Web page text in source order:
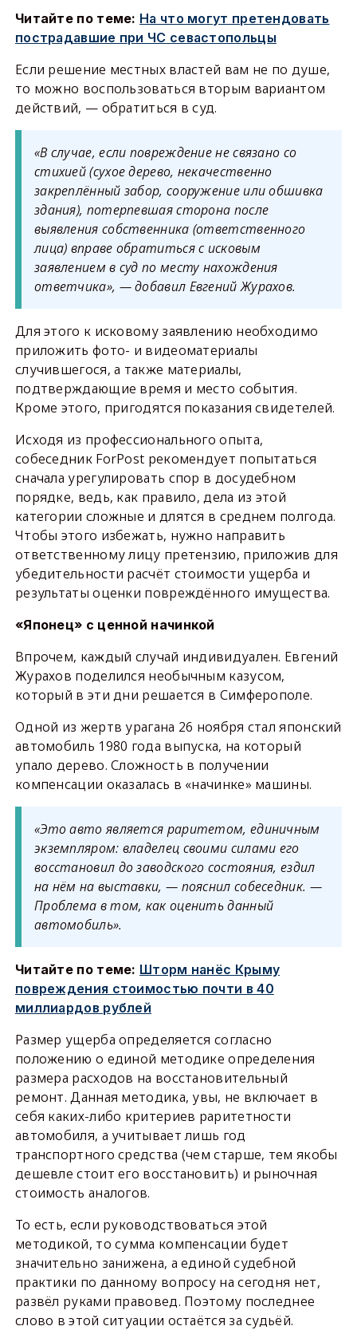
Читайте по теме: На что могут претендовать
пострадавшие при ЧС севастопольцы
Если решение местных властей вам не по душе,
то можно воспользоваться вторым вариантом
действий, — обратиться в суд.
«В случае, если повреждение не связано со
стихией (сухое дерево, некачественно
закреплённый забор, сооружение или обшивка
здания), потерпевшая сторона после
выявления собственника (ответственного
лица) вправе обратиться с исковым
заявлением в суд по месту нахождения
ответчика», — добавил Евгений Журахов.
Для этого к исковому заявлению необходимо
приложить фото- и видеоматериалы
случившегося, а также материалы,
подтверждающие время и место события.
Кроме этого, пригодятся показания свидетелей.
Исходя из профессионального опыта,
собеседник ForPost рекомендует попытаться
сначала урегулировать спор в досудебном
порядке, ведь, как правило, дела из этой
категории сложные и длятся в среднем полгода.
Чтобы этого избежать, нужно направить
ответственному лицу претензию, приложив для
убедительности расчёт стоимости ущерба и
результаты оценки повреждённого имущества.
«Японец» с ценной начинкой
Впрочем, каждый случай индивидуален. Евгений
Журахов поделился необычным казусом,
который в эти дни решается в Симферополе.
Одной из жертв урагана 26 ноября стал японский
автомобиль 1980 года выпуска, на который
упало дерево. Сложность в получении
компенсации оказалась в «начинке» машины.
«Это авто является раритетом, единичным
экземпляром: владелец своими силами его
восстановил до заводского состояния, ездил
на нём на выставки, — пояснил собеседник. —
Проблема в том, как оценить данный
автомобиль».
Читайте по теме: Шторм нанёс Крыму
повреждения стоимостью почти в 40
миллиардов рублей
Размер ущерба определяется согласно
положению о единой методике определения
размера расходов на восстановительный
ремонт. Данная методика, увы, не включает в
себя каких-либо критериев раритетности
автомобиля, а учитывает лишь год
транспортного средства (чем старше, тем якобы
дешевле стоит его восстановить) и рыночная
стоимость аналогов.
То есть, если руководствоваться этой
методикой, то сумма компенсации будет
значительно занижена, а единой судебной
практики по данному вопросу на сегодня нет,
развёл руками правовед. Поэтому последнее
слово в этой ситуации остаётся за судьёй.